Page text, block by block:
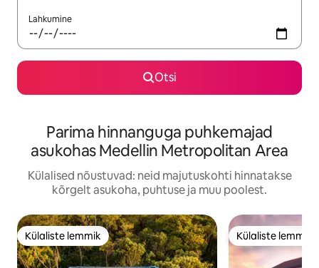
Lahkumine
Otsi
Parima hinnanguga puhkemajad
asukohas Medellin Metropolitan Area
Külalised nõustuvad: neid majutuskohti hinnatakse
kõrgelt asukoha, puhtuse ja muu poolest.
Külaliste lemmik
Külaliste lemmik Külaliste lemmik
Külaliste lemmik